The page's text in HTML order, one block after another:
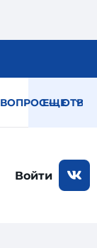
ВОПРОС — ОТВЕТ
ЕЩЕ
Войти